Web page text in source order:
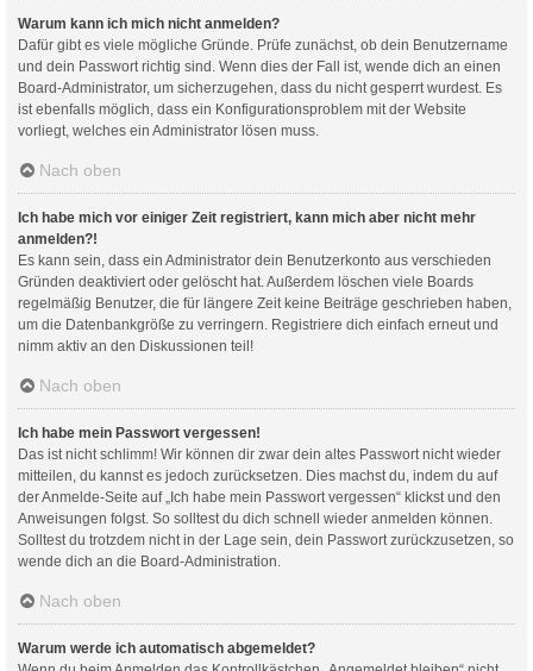
Warum kann ich mich nicht anmelden?
Dafür gibt es viele mögliche Gründe. Prüfe zunächst, ob dein Benutzername
und dein Passwort richtig sind. Wenn dies der Fall ist, wende dich an einen
Board-Administrator, um sicherzugehen, dass du nicht gesperrt wurdest. Es
ist ebenfalls möglich, dass ein Konfigurationsproblem mit der Website
vorliegt, welches ein Administrator lösen muss.
Nach oben
Ich habe mich vor einiger Zeit registriert, kann mich aber nicht mehr
anmelden?!
Es kann sein, dass ein Administrator dein Benutzerkonto aus verschieden
Gründen deaktiviert oder gelöscht hat. Außerdem löschen viele Boards
regelmäßig Benutzer, die für längere Zeit keine Beiträge geschrieben haben,
um die Datenbankgröße zu verringern. Registriere dich einfach erneut und
nimm aktiv an den Diskussionen teil!
Nach oben
Ich habe mein Passwort vergessen!
Das ist nicht schlimm! Wir können dir zwar dein altes Passwort nicht wieder
mitteilen, du kannst es jedoch zurücksetzen. Dies machst du, indem du auf
der Anmelde-Seite auf „Ich habe mein Passwort vergessen“ klickst und den
Anweisungen folgst. So solltest du dich schnell wieder anmelden können.
Solltest du trotzdem nicht in der Lage sein, dein Passwort zurückzusetzen, so
wende dich an die Board-Administration.
Nach oben
Warum werde ich automatisch abgemeldet?